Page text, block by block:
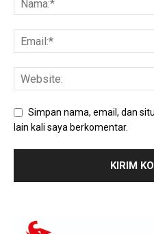
Simpan nama, email, dan
lain kali saya berkomentar.